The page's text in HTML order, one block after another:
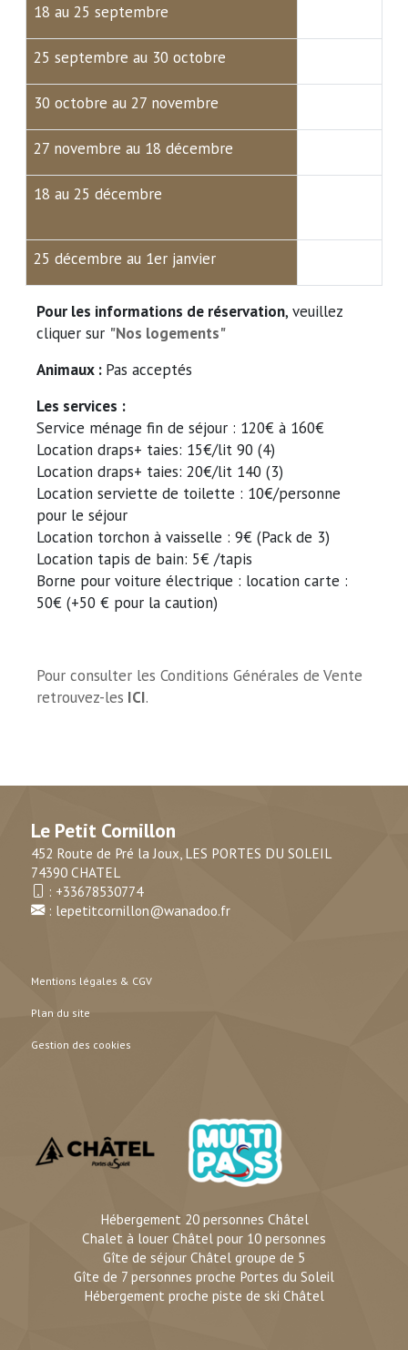
18 au 25 septembre
25 septembre au 30 octobre
30 octobre au 27 novembre
27 novembre au 18 décembre
18 au 25 décembre
25 décembre au 1er janvier
Pour les informations de réservation, veuillez
cliquer sur "Nos logements"
Animaux : Pas acceptés
Les services :
Service ménage fin de séjour : 120€ à 160€
Location draps+ taies: 15€/lit 90 (4)
Location draps+ taies: 20€/lit 140 (3)
Location serviette de toilette : 10€/personne
pour le séjour
Location torchon à vaisselle : 9€ (Pack de 3)
Location tapis de bain: 5€ /tapis
Borne pour voiture électrique : location carte :
50€ (+50 € pour la caution)
Pour consulter les Conditions Générales de Vente
retrouvez-les ICI.
Le Petit Cornillon
452 Route de Pré la Joux, LES PORTES DU SOLEIL
74390 CHATEL
: +33678530774
: lepetitcornillon@wanadoo.fr
Mentions légales & CGV
Plan du site
Gestion des cookies
Hébergement 20 personnes Châtel
Chalet à louer Châtel pour 10 personnes
Gîte de séjour Châtel groupe de 5
Gîte de 7 personnes proche Portes du Soleil
Hébergement proche piste de ski Châtel